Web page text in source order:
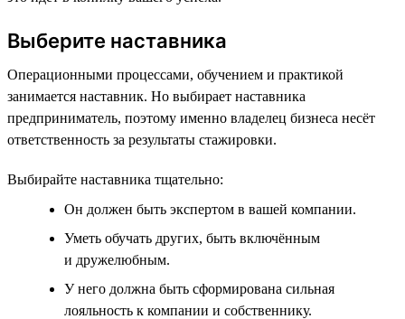
Выберите наставника
Операционными процессами, обучением и практикой
занимается наставник. Но выбирает наставника
предприниматель, поэтому именно владелец бизнеса несёт
ответственность за результаты стажировки.
Выбирайте наставника тщательно:
Он должен быть экспертом в вашей компании.
Уметь обучать других, быть включённым
и дружелюбным.
У него должна быть сформирована сильная
лояльность к компании и собственнику.